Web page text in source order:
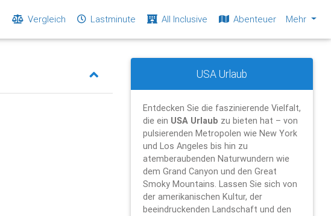
Vergleich Lastminute All Inclusive Abenteuer Mehr
USA Urlaub
Entdecken Sie die faszinierende Vielfalt,
die ein USA Urlaub zu bieten hat – von
pulsierenden Metropolen wie New York
und Los Angeles bis hin zu
atemberaubenden Naturwundern wie
dem Grand Canyon und den Great
Smoky Mountains. Lassen Sie sich von
der amerikanischen Kultur, der
beeindruckenden Landschaft und den